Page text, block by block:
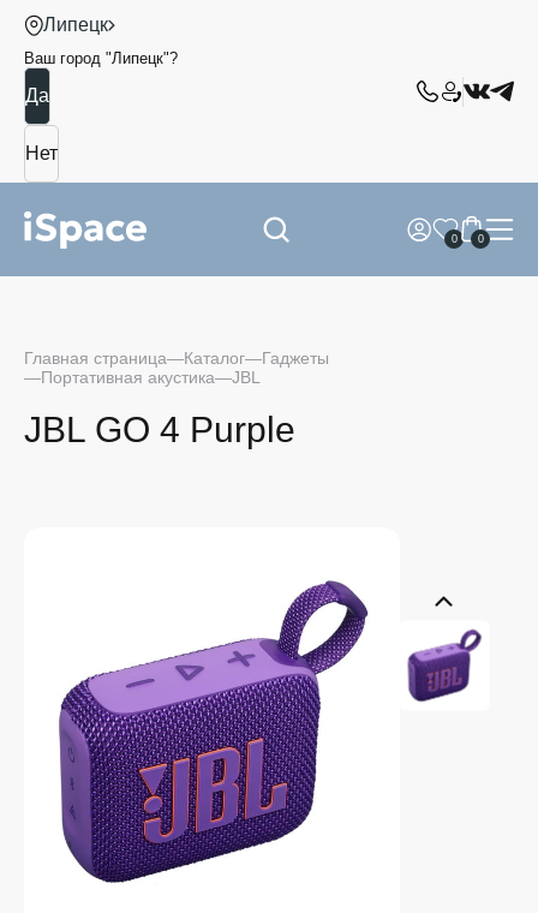
Липецк
Ваш город "Липецк"?
0 0
Главная страница Каталог
Гаджеты
Портативная акустика
JBL
JBL GO 4 Purple